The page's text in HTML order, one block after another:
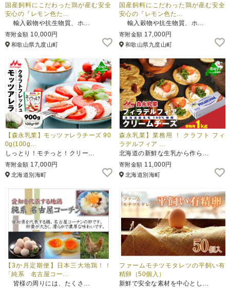
国産飼料にこだわった鶏が産む安全
安心の『レモン色た…
輸入穀物や抗生物質、ホ…
寄附金額 10,000円
和歌山県九度山町
国産飼料にこだわった鶏が産む安全
安心の『レモン色た…
輸入穀物や抗生物質、ホ…
寄附金額 17,000円
和歌山県九度山町
【森永乳業】モッツァレラチーズ 90
0g(100g…
しっとり！モチっと！クリー…
寄附金額 17,000円
北海道別海町
森永乳業】業務用 ！ クラフト フィ
ラデルフィア …
北海道の新鮮な生乳から作ら…
寄附金額 11,000円
北海道別海町
【3か月定期便】日本三大地鶏！！
「純系 名古屋コー…
皆様の周りには、たくさ…
ファームモチツモタレツの平飼い有
精卵（50個入）
新鮮で安全な素材を中心とし…